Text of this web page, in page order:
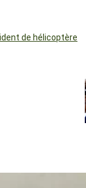
de hélicoptère